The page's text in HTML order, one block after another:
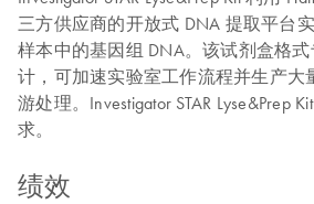
三方供应商的开放式 DNA 提取平台
样本中的基因组 DNA。该试剂盒格
计，可加速实验室工作流程并生产大
游处理。Investigator STAR Lyse&Prep
求。
绩效